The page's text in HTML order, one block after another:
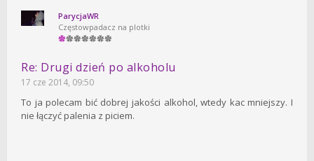
ParycjaWR
Częstowpadacz na plotki
Re: Drugi dzień po alkoholu
17 cze 2014, 09:50
To ja polecam bić dobrej jakości alkohol, wtedy kac mniejszy. I
nie łączyć palenia z piciem.